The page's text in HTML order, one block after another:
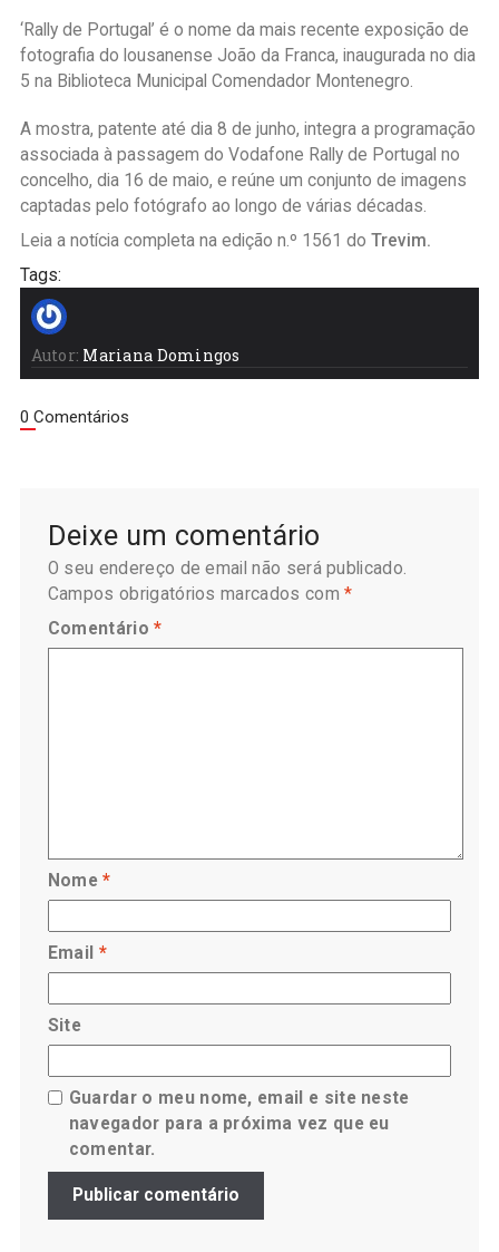
‘Rally de Portugal’ é o nome da mais recente exposição de
fotografia do lousanense João da Franca, inaugurada no dia
5 na Biblioteca Municipal Comendador Montenegro.
A mostra, patente até dia 8 de junho, integra a programação
associada à passagem do Vodafone Rally de Portugal no
concelho, dia 16 de maio, e reúne um conjunto de imagens
captadas pelo fotógrafo ao longo de várias décadas.
Leia a notícia completa na edição n.º 1561 do Trevim.
Tags:
Autor: Mariana Domingos
0 Comentários
Deixe um comentário
O seu endereço de email não será publicado.
Campos obrigatórios marcados com*
Comentário*
Nome*
Email *
Site
Guardar o meu nome, email e site neste
navegador para a próxima vez que eu
comentar.